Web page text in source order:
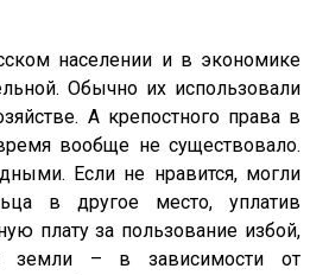
населении и в экономике
Обычно их использовали
А крепостного права в
вообще не существовало.
Если не нравится, могли
в другое место, уплатив
плату за пользование избой,
земли – в зависимости от